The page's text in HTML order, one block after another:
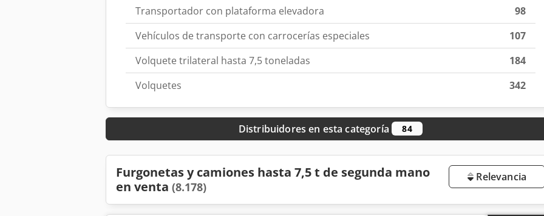
Transportador con plataforma elevadora
98
Vehículos de transporte con carrocerías especiales
107
Volquete trilateral hasta 7,5 toneladas
184
Volquetes
342
Distribuidores en esta categoría 84
Furgonetas y camiones hasta 7,5 t de segunda mano
en venta (8.178)
Relevancia